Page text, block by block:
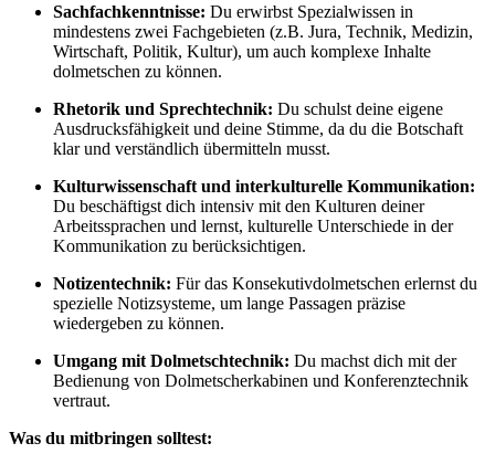
Sachfachkenntnisse: Du erwirbst Spezialwissen in
mindestens zwei Fachgebieten (z.B. Jura, Technik, Medizin,
Wirtschaft, Politik, Kultur), um auch komplexe Inhalte
dolmetschen zu können.
Rhetorik und Sprechtechnik: Du schulst deine eigene
Ausdrucksfähigkeit und deine Stimme, da du die Botschaft
klar und verständlich übermitteln musst.
Kulturwissenschaft und interkulturelle Kommunikation:
Du beschäftigst dich intensiv mit den Kulturen deiner
Arbeitssprachen und lernst, kulturelle Unterschiede in der
Kommunikation zu berücksichtigen.
Notizentechnik: Für das Konsekutivdolmetschen erlernst du
spezielle Notizsysteme, um lange Passagen präzise
wiedergeben zu können.
Umgang mit Dolmetschtechnik: Du machst dich mit der
Bedienung von Dolmetscherkabinen und Konferenztechnik
vertraut.
Was du mitbringen solltest: